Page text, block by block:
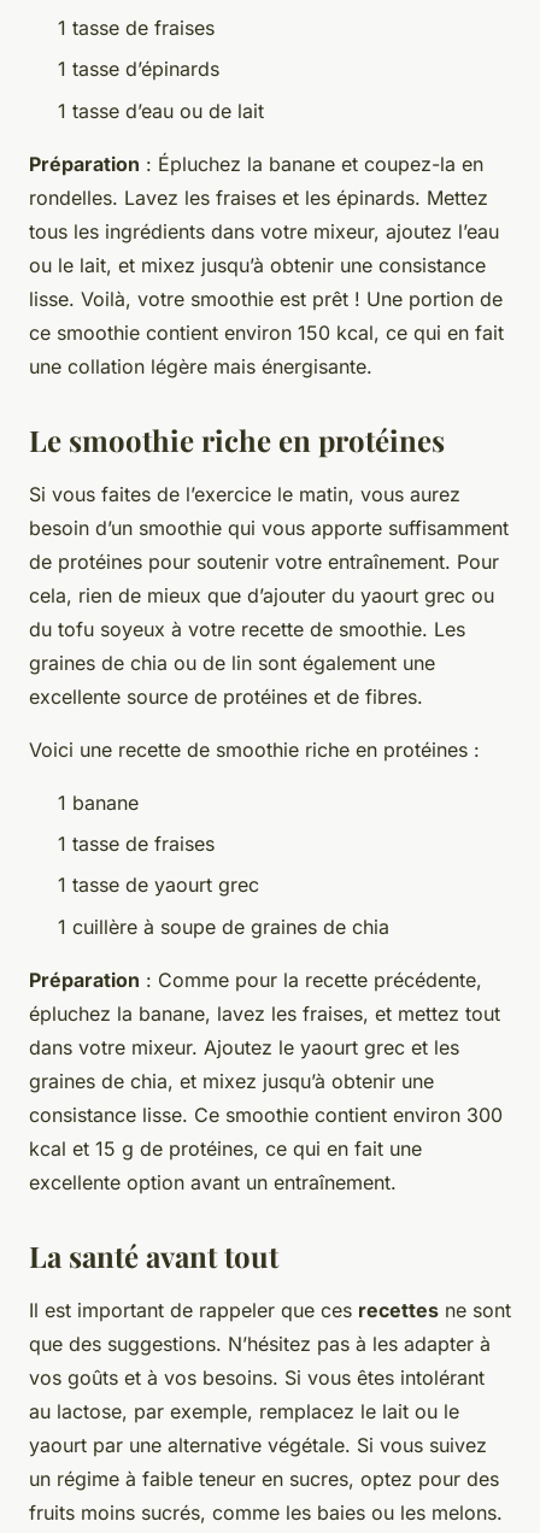
1 tasse de fraises
1 tasse d’épinards
1 tasse d’eau ou de lait
Préparation : Épluchez la banane et coupez-la en
rondelles. Lavez les fraises et les épinards. Mettez
tous les ingrédients dans votre mixeur, ajoutez l’eau
ou le lait, et mixez jusqu’à obtenir une consistance
lisse. Voilà, votre smoothie est prêt ! Une portion de
ce smoothie contient environ 150 kcal, ce qui en fait
une collation légère mais énergisante.
Le smoothie riche en protéines
Si vous faites de l’exercice le matin, vous aurez
besoin d’un smoothie qui vous apporte suffisamment
de protéines pour soutenir votre entraînement. Pour
cela, rien de mieux que d’ajouter du yaourt grec ou
du tofu soyeux à votre recette de smoothie. Les
graines de chia ou de lin sont également une
excellente source de protéines et de fibres.
Voici une recette de smoothie riche en protéines :
1 banane
1 tasse de fraises
1 tasse de yaourt grec
1 cuillère à soupe de graines de chia
Préparation : Comme pour la recette précédente,
épluchez la banane, lavez les fraises, et mettez tout
dans votre mixeur. Ajoutez le yaourt grec et les
graines de chia, et mixez jusqu’à obtenir une
consistance lisse. Ce smoothie contient environ 300
kcal et 15 g de protéines, ce qui en fait une
excellente option avant un entraînement.
La santé avant tout
Il est important de rappeler que ces recettes ne sont
que des suggestions. N’hésitez pas à les adapter à
vos goûts et à vos besoins. Si vous êtes intolérant
au lactose, par exemple, remplacez le lait ou le
yaourt par une alternative végétale. Si vous suivez
un régime à faible teneur en sucres, optez pour des
fruits moins sucrés, comme les baies ou les melons.